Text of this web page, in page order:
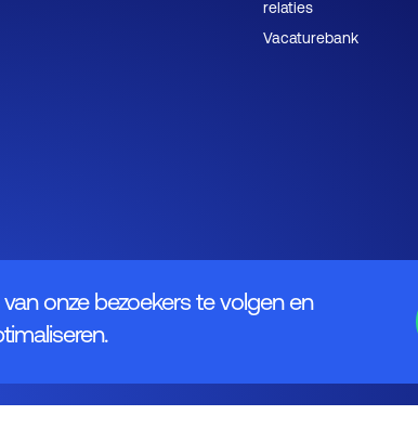
onze bezoekers te volgen en
relaties
Vacaturebank